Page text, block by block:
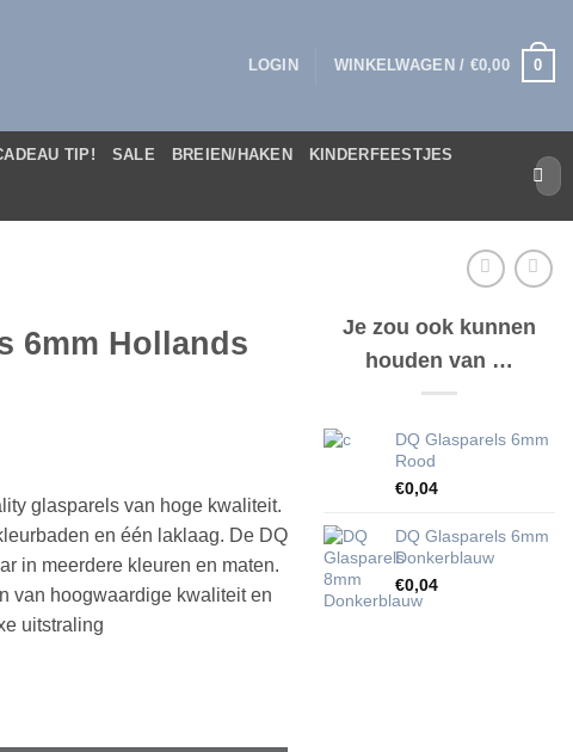
LOGIN WINKELWAGEN / €0,00 0
TIP! SALE BREIEN/HAKEN KINDERFEESTJES
naar:
6mm Hollands
glasparels van hoge kwaliteit.
en één laklaag. De DQ
in meerdere kleuren en maten.
van hoogwaardige kwaliteit en
uitstraling
blauw aantal
Je zou ook kunnen
houden van …
DQ Glasparels 6mm
Rood
€0,04
DQ Glasparels 6mm
Donkerblauw
€0,04